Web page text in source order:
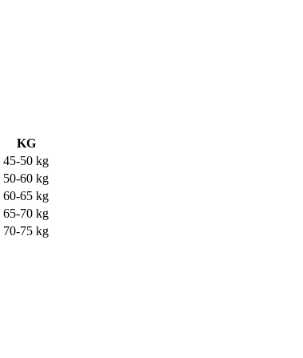
KG
45-50 kg
50-60 kg
60-65 kg
65-70 kg
70-75 kg